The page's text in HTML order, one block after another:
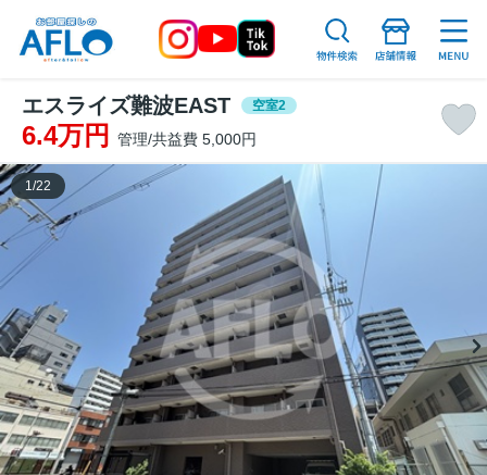
エスライズ難波EAST 空室2
6.4万円 管理/共益費 5,000円
1 /22